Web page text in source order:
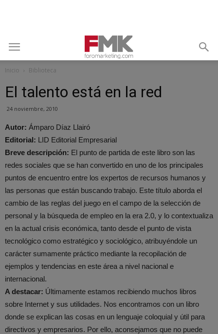
Inicio Biblioteca
El talento está en la red
24 noviembre, 2010
Autor: Ámparo Díaz Llairó
Editorial: LID Editorial Empresarial
Breve descripción: El punto de partida de este libro son las
redes sociales que se han convertido en uno de los principales
puntos de encuentro entre los expertos de recursos humanos y
las personas que están buscando trabajo. Este título aborda el
cambio de las reglas del juego en el campo de la selección de
personal y la búsqueda de empleo en la era 2.0, y lo contextualiza
en la actual crisis económica, tanto desde el punto de vista
tecnológico como estratégico y sociológico, atribuyéndole un
carácter sumamente práctico mediante la recopilación de
ejemplos y tendencias en este área a nivel nacional e
internacional.
A destacar: Últimamente estamos recibiendo muchos libros
sobre Internet y sus utilidades. Nos encontramos con un libro
donde se explican las cosas en un lenguaje coloquial y útil para
directivos y empresarios. Por ello, aconsejamos que no puede